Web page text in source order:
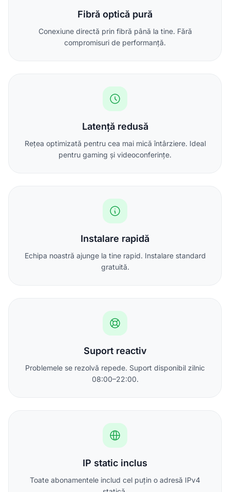
Fibră optică pură
Conexiune directă prin fibră până la tine. Fără
compromisuri de performanță.
Latență redusă
Rețea optimizată pentru cea mai mică întârziere. Ideal
pentru gaming și videoconferințe.
Instalare rapidă
Echipa noastră ajunge la tine rapid. Instalare standard
gratuită.
Suport reactiv
Problemele se rezolvă repede. Suport disponibil zilnic
08:00–22:00.
IP static inclus
Toate abonamentele includ cel puțin o adresă IPv4